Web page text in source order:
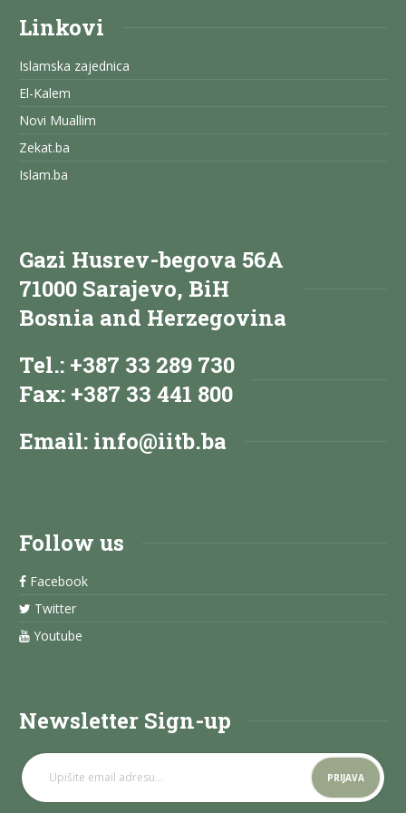
Linkovi
Islamska zajednica
El-Kalem
Novi Muallim
Zekat.ba
Islam.ba
Gazi Husrev-begova 56A
71000 Sarajevo, BiH
Bosnia and Herzegovina
Tel.: +387 33 289 730
Fax: +387 33 441 800
Email: info@iitb.ba
Follow us
Facebook
Twitter
Youtube
Newsletter Sign-up